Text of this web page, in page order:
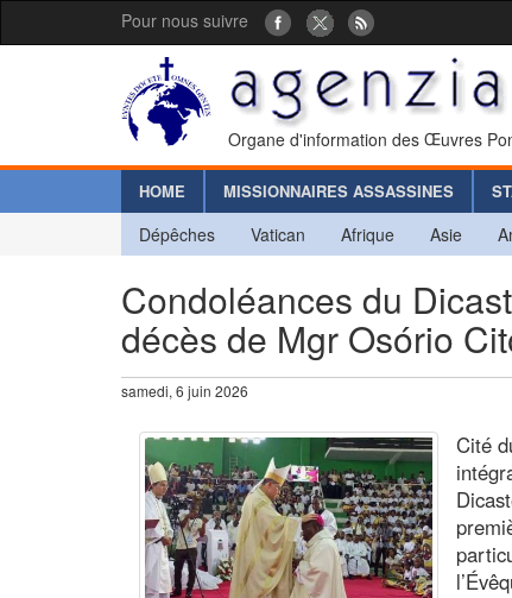
Pour nous suivre
Organe d'information des Œuvres
HOME MISSIONNAIRES ASSASSINES
Dépêches Vatican Afrique Asie
Condoléances du
décès de Mgr Osório
samedi, 6 juin 2026
Cité